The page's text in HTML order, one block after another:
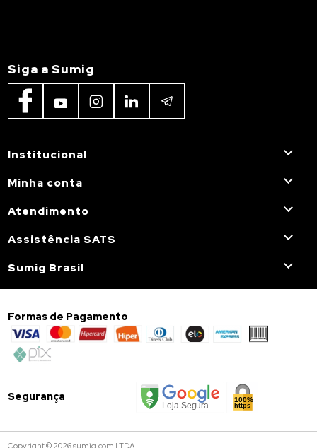
Siga a Sumig
Institucional
Minha conta
Atendimento
Assistência SATS
Sumig Brasil
Formas de Pagamento
Segurança
Copyright © 2026 sumig.com LTDA.